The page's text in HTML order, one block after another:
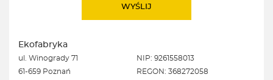
Ekofabryka
ul. Winogrady 71
61-659 Poznań
NIP: 9261558013
REGON: 368272058